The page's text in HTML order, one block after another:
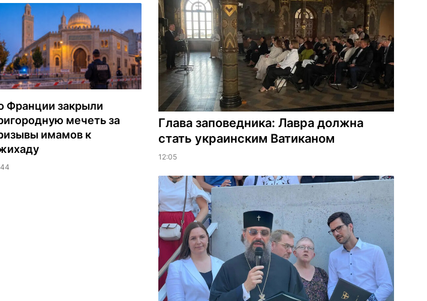
Франции закрыли
мечеть за
имамов к
Глава заповедника: Лавра должна
стать украинским Ватиканом
12:05